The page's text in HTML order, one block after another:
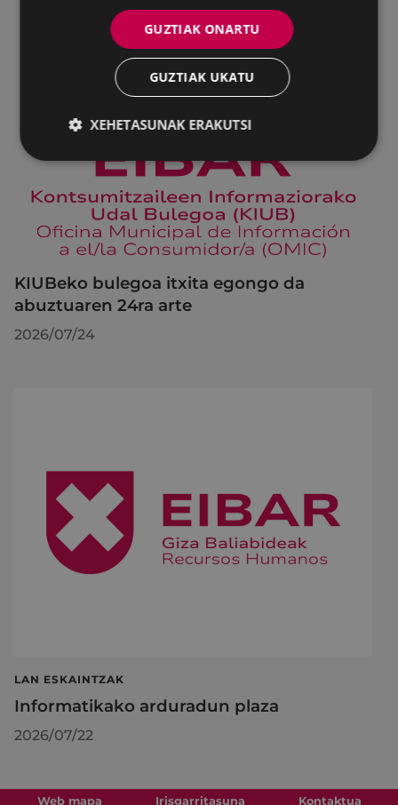
KIUBeko bulegoa itxita egongo da
abuztuaren 24ra arte
2026/07/24
LAN ESKAINTZAK
Informatikako arduradun plaza
2026/07/22
Web mapa Irisgarritasuna Kontaktua
GUZTIAK ONARTU
GUZTIAK UKATU
XEHETASUNAK ERAKUTSI